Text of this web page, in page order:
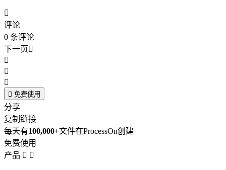

评论
0 条评论
下一页



 免费使用
分享
复制链接
每天有100,000+文件在ProcessOn创建
免费使用
产品  